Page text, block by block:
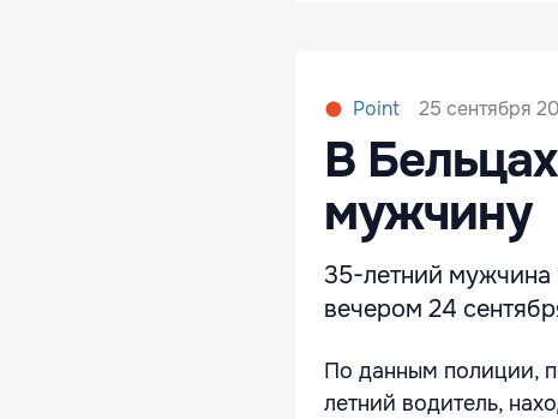
Point 25 сентября
В
мужчину
35-летний мужчина
вечером 24
По данным полиции,
летний водитель,